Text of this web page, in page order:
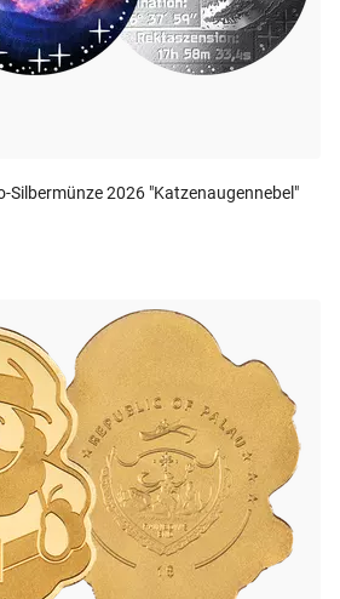
Silbermünze 2026 "Katzenaugennebel"